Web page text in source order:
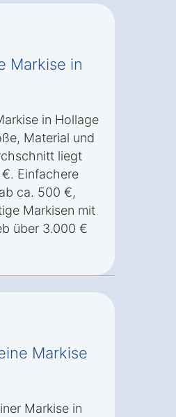
Markise in
in Hollage
Material und
liegt
Einfachere
ca. 500 €,
Markisen mit
über 3.000 €
Markise
Markise in